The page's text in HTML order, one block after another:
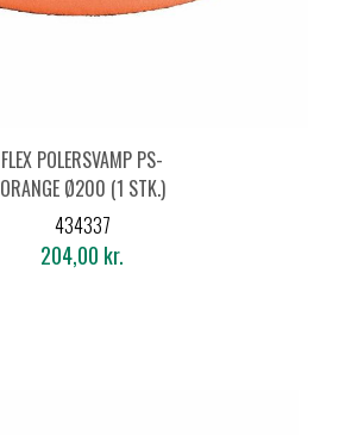
FLEX POLERSVAMP PS-
ORANGE Ø200 (1 STK.)
434337
204,00 kr.